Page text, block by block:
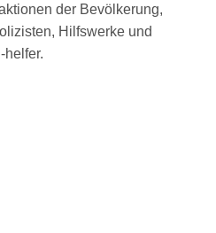
der Bevölkerung,
Hilfswerke und
helfer.